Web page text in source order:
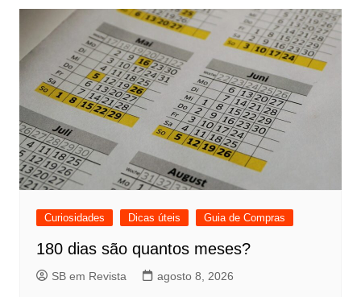
Curiosidades Dicas úteis Guia de Compras
180 dias são quantos meses?
SB em Revista agosto 8, 2026